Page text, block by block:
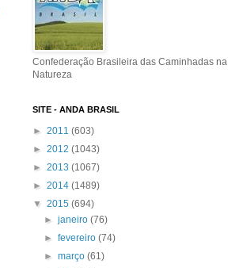
Confederação Brasileira das Caminhadas na
Natureza
SITE - ANDA BRASIL
► 2011 (603)
► 2012 (1043)
► 2013 (1067)
► 2014 (1489)
▼ 2015 (694)
►janeiro(76)
►fevereiro(74)
►março(61)